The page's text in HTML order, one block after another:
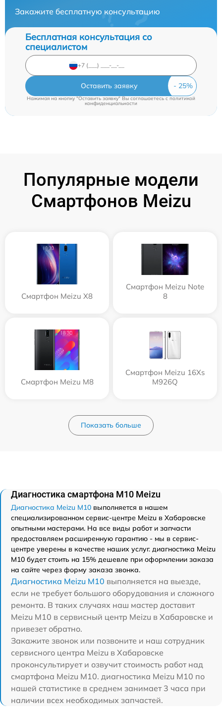
Закажите бесплатную консультацию
Бесплатная консультация со
специалистом
Оставить заявку
Нажимая на кнопку "Оставить заявку" Вы соглашаетесь cполитикой
конфиденциальности
Популярные модели
Смартфонов Meizu
Смартфон Meizu X8
Смартфон Meizu Note
8
Смартфон Meizu M8
Смартфон Meizu 16Xs
M926Q
Показать больше
Диагностика смартфона M10 Meizu
Диагностика Meizu M10 выполняется в нашем
специализированном сервис-центре Meizu в Хабаровске
опытными мастерами. На все виды работ и запчасти
предоставляем расширенную гарантию - мы в сервис-
центре уверены в качестве наших услуг. диагностика Meizu
M10 будет стоить на 15% дешевле при оформлении заказа
на сайте через форму заказа звонка.
Диагностика Meizu M10 выполняется на выезде,
если не требует большого оборудования и сложного
ремонта. В таких случаях наш мастер доставит
Meizu M10 в сервисный центр Meizu в Хабаровске и
привезет обратно.
Закажите звонок или позвоните и наш сотрудник
сервисного центра Meizu в Хабаровске
проконсультирует и озвучит стоимость работ над
смартфона Meizu M10. диагностика Meizu M10 по
нашей статистике в среднем занимает 3 часа при
наличии всех необходимых запчастей.